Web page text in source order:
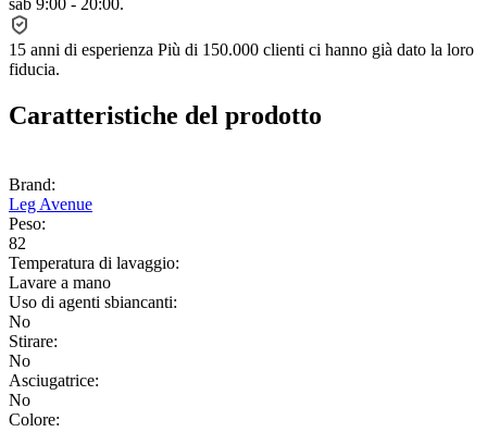
15 anni di esperienza Più di 150.000 clienti ci hanno già dato la loro
fiducia.
Caratteristiche del prodotto
Brand:
Leg Avenue
Peso:
82
Temperatura di lavaggio:
Lavare a mano
Uso di agenti sbiancanti:
No
Stirare:
No
Asciugatrice:
No
Colore: